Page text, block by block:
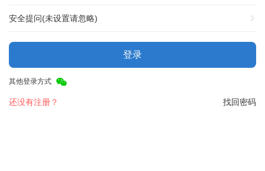
安全提问(未设置请忽略)
登录
其他登录方式
找回密码
还没有注册？